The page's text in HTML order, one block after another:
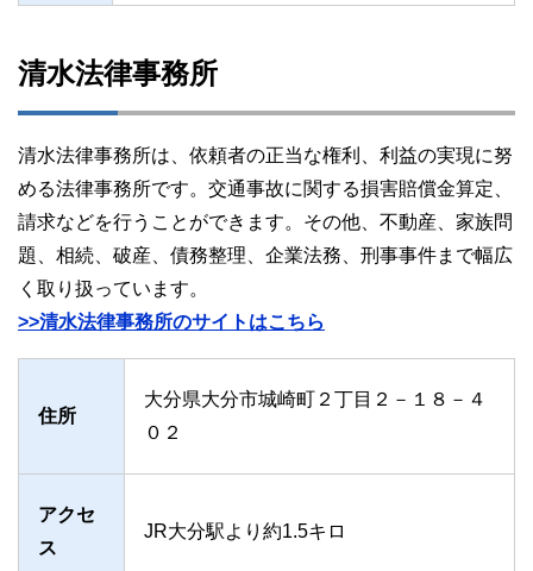
清水法律事務所
清水法律事務所は、依頼者の正当な権利、利益の実現に努
める法律事務所です。交通事故に関する損害賠償金算定、
請求などを行うことができます。その他、不動産、家族問
題、相続、破産、債務整理、企業法務、刑事事件まで幅広
く取り扱っています。
>>清水法律事務所のサイトはこちら
住所
大分県大分市城崎町２丁目２－１８－４
０２
アクセ
ス
JR大分駅より約1.5キロ